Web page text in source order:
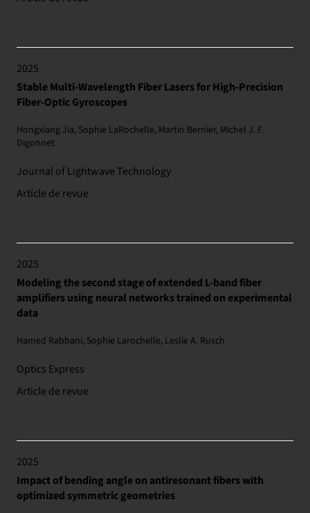
2025
Stable Multi-Wavelength Fiber Lasers for High-Precision
Fiber-Optic Gyroscopes
Hongxiang Jia, Sophie LaRochelle, Martin Bernier, Michel J. F.
Digonnet
Journal of Lightwave Technology
Article de revue
2025
Modeling the second stage of extended L-band fiber
amplifiers using neural networks trained on experimental
data
Hamed Rabbani, Sophie Larochelle, Leslie A. Rusch
Optics Express
Article de revue
2025
Impact of bending angle on antiresonant fibers with
optimized symmetric geometries